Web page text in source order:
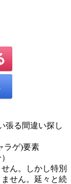
張る間違い探し
ラゲ)要素
ん。しかし特別
せん。延々と続